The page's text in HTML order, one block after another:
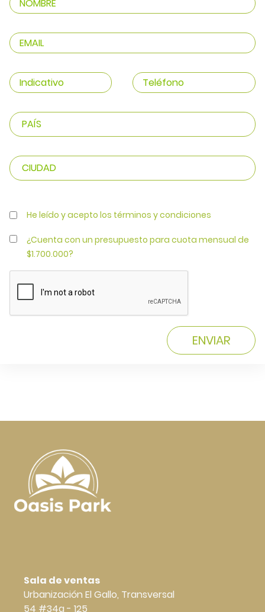
He leído y acepto los términos y condiciones
¿Cuenta con un presupuesto para cuota mensual de
$1.700.000?
ENVIAR
Sala de ventas
Urbanización El Gallo, Transversal
54 #34a - 125